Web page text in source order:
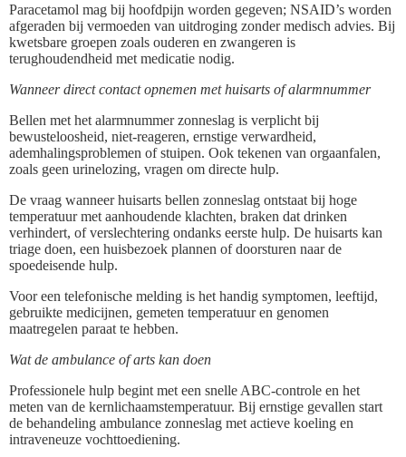
Paracetamol mag bij hoofdpijn worden gegeven; NSAID’s worden
afgeraden bij vermoeden van uitdroging zonder medisch advies. Bij
kwetsbare groepen zoals ouderen en zwangeren is
terughoudendheid met medicatie nodig.
Wanneer direct contact opnemen met huisarts of alarmnummer
Bellen met het alarmnummer zonneslag is verplicht bij
bewusteloosheid, niet-reageren, ernstige verwardheid,
ademhalingsproblemen of stuipen. Ook tekenen van orgaanfalen,
zoals geen urinelozing, vragen om directe hulp.
De vraag wanneer huisarts bellen zonneslag ontstaat bij hoge
temperatuur met aanhoudende klachten, braken dat drinken
verhindert, of verslechtering ondanks eerste hulp. De huisarts kan
triage doen, een huisbezoek plannen of doorsturen naar de
spoedeisende hulp.
Voor een telefonische melding is het handig symptomen, leeftijd,
gebruikte medicijnen, gemeten temperatuur en genomen
maatregelen paraat te hebben.
Wat de ambulance of arts kan doen
Professionele hulp begint met een snelle ABC-controle en het
meten van de kernlichaamstemperatuur. Bij ernstige gevallen start
de behandeling ambulance zonneslag met actieve koeling en
intraveneuze vochttoediening.